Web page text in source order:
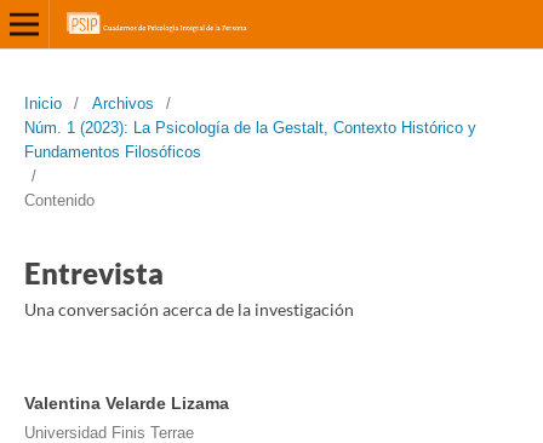
Inicio / Archivos
/
Núm. 1 (2023): La Psicología de la Gestalt, Contexto Histórico y
Fundamentos Filosóficos
/
Contenido
Entrevista
Una conversación acerca de la investigación
Valentina Velarde Lizama
Universidad Finis Terrae